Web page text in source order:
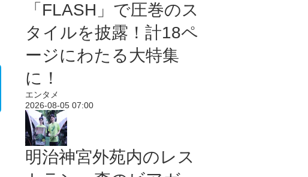
「FLASH」で圧巻のス
タイルを披露！計18ペ
ージにわたる大特集
に！
エンタメ
2026-08-05 07:00
明治神宮外苑内のレス